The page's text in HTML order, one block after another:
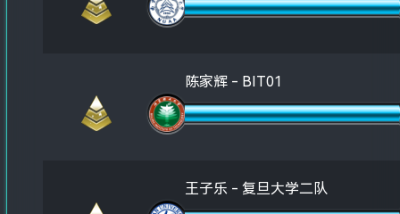
陈家辉 - BIT01
王子乐 - 复旦大学二队